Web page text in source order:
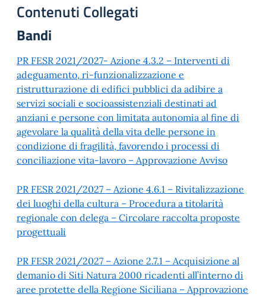
Contenuti Collegati
Bandi
PR FESR 2021/2027- Azione 4.3.2 – Interventi di
adeguamento, ri-funzionalizzazione e
ristrutturazione di edifici pubblici da adibire a
servizi sociali e socioassistenziali destinati ad
anziani e persone con limitata autonomia al fine di
agevolare la qualità della vita delle persone in
condizione di fragilità, favorendo i processi di
conciliazione vita-lavoro – Approvazione Avviso
PR FESR 2021/2027 – Azione 4.6.1 – Rivitalizzazione
dei luoghi della cultura – Procedura a titolarità
regionale con delega – Circolare raccolta proposte
progettuali
PR FESR 2021/2027 – Azione 2.7.1 – Acquisizione al
demanio di Siti Natura 2000 ricadenti all’interno di
aree protette della Regione Siciliana – Approvazione